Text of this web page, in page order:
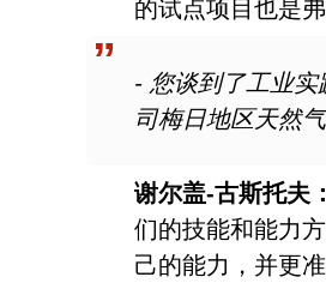
的试点项目也是
- 您谈到了工业
司梅日地区天然
谢尔盖-古斯托夫：
们的技能和能力
己的能力，并更